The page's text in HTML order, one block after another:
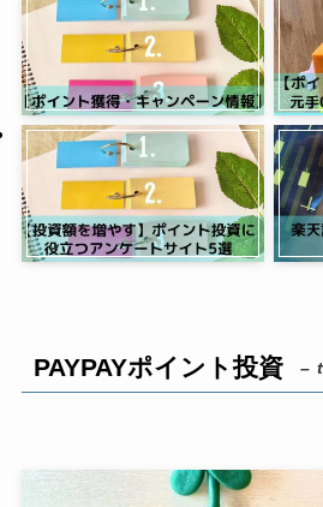
PAYPAYポイント投資 –